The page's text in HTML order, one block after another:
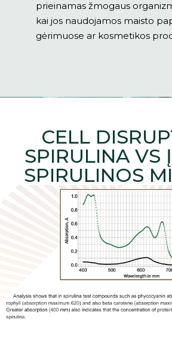
prieinamas žmogaus
kai jos naudojamos maisto
gėrimuose ar kosmetikos
CELL
SPIRULINA VS
SPIRULINOS